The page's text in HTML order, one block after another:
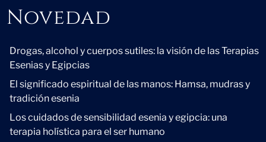
Novedad
Drogas, alcohol y cuerpos sutiles: la visión de las Terapias
Esenias y Egipcias
El significado espiritual de las manos: Hamsa, mudras y
tradición esenia
Los cuidados de sensibilidad esenia y egipcia: una
terapia holística para el ser humano